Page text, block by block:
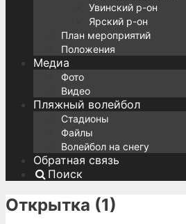
Увинский р-он
Ярский р-он
План мероприятий
Положения
Медиа
Фото
Видео
Пляжный волейбол
Стадионы
Файлы
Волейбол на снегу
Обратная связь
Поиск
Открытка (1)